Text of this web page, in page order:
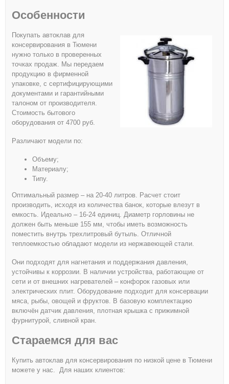
Особенности
Покупать автоклав для
консервирования в Тюмени
нужно только в проверенных
точках продаж. Мы передаем
продукцию в фирменной
упаковке, с сертифицирующими
документами и гарантийными
талоном от производителя.
Стоимость бытового
оборудования от 4700 руб.
Различают модели по:
Объему;
Материалу;
Типу.
Оптимальный размер – на 20-40 литров. Расчет стоит
производить, исходя из количества банок, которые влезут в
емкость. Идеально – 16-24 единиц. Диаметр горловины не
должен быть меньше 155 мм, чтобы иметь возможность
поместить внутрь трехлитровый бутыль. Отличной
теплоемкостью обладают модели из нержавеющей стали.
Они подходят для нагнетания и поддержания давления,
устойчивы к коррозии. В наличии устройства, работающие от
сети и от внешних нагревателей – конфорок газовых или
электрических плит. Оборудование подходит для консервации
мяса, рыбы, овощей и фруктов. В базовую комплектацию
включён датчик давления, плотная крышка с прижимной
фурнитурой, сливной кран.
Стараемся для вас
Купить автоклав для консервирования по низкой цене в Тюмени
можете у нас. Для наших клиентов: